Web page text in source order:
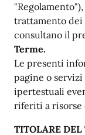
trattamento
consultano il
Terme.
Le presenti
pagine o
ipertestuali
riferiti a risorse
TITOLARE DEL